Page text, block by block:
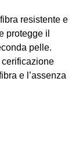
resistente e
protegge il
pelle.
e l’assenza